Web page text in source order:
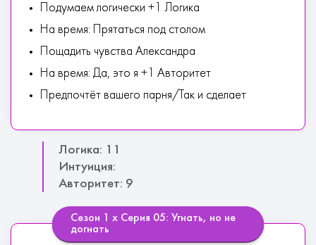
Подумаем логически +1 Логика
На время: Прятаться под столом
Пощадить чувства Александра
На время: Да, это я +1 Авторитет
Предпочтёт вашего парня/Так и сделает
Логика: 11
Интуиция:
Авторитет: 9
Сезон 1 х Серия 05: Угнать, но не
догнать